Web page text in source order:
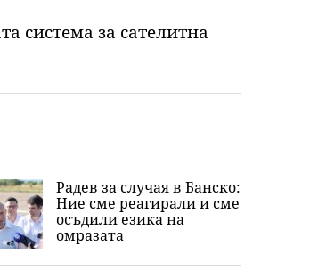
система за сателитна
Радев за случая в Банско:
Ние сме реагирали и сме
осъдили езика на
омразата